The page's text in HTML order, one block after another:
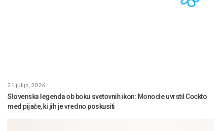
21 julija, 2026
Slovenska legenda ob boku svetovnih ikon: Monocle uvrstil Cockto
med pijače, ki jih je vredno poskusiti